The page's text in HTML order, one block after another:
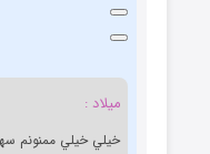
ميلاد :
خيلي خيلي ممنونم